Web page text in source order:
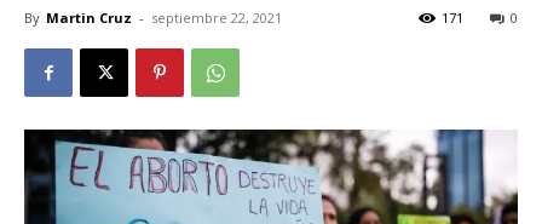
By Martin Cruz - septiembre 22, 2021 0
171